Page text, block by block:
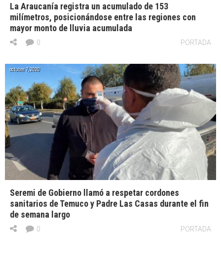
La Araucanía registra un acumulado de 153
milímetros, posicionándose entre las regiones con
mayor monto de lluvia acumulada
PORTADA
0
octubre 7, 2020
Seremi de Gobierno llamó a respetar cordones
sanitarios de Temuco y Padre Las Casas durante el fin
de semana largo
PORTADA
0